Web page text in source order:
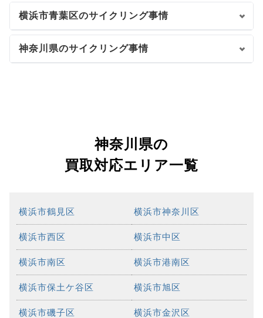
横浜市青葉区のサイクリング事情
神奈川県のサイクリング事情
神奈川県の
買取対応エリア一覧
横浜市鶴見区 横浜市神奈川区
横浜市西区 横浜市中区
横浜市南区 横浜市港南区
横浜市保土ケ谷区 横浜市旭区
横浜市磯子区 横浜市金沢区